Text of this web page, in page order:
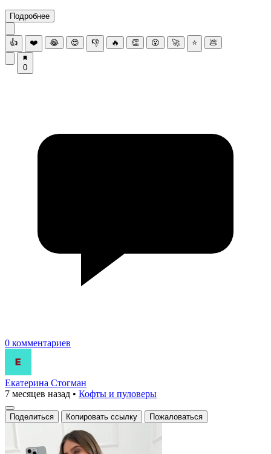
Подробнее
👍 ❤️ 😂 😍 👎 🔥 👏 😮 🚀 ⭐ 💩
0
0 комментариев
Екатерина Стогман
7 месяцев назад • Кофты и пуловеры
Поделиться Копировать ссылку Пожаловаться